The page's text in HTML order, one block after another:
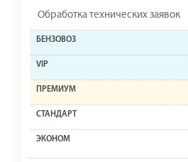
Обработка технических заявок